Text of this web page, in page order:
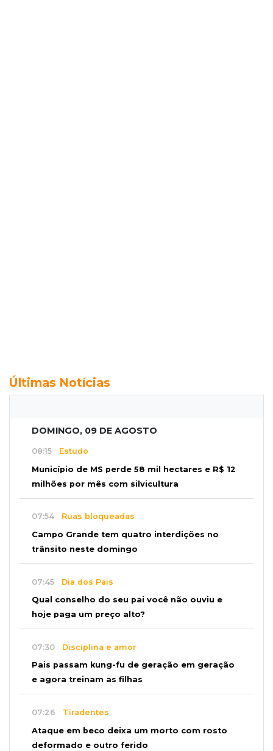
Últimas Notícias
DOMINGO, 09 DE AGOSTO
08:15 Estudo
Município de MS perde 58 mil hectares e R$ 12
milhões por mês com silvicultura
07:54 Ruas bloqueadas
Campo Grande tem quatro interdições no
trânsito neste domingo
07:45 Dia dos Pais
Qual conselho do seu pai você não ouviu e
hoje paga um preço alto?
07:30 Disciplina e amor
Pais passam kung-fu de geração em geração
e agora treinam as filhas
07:26 Tiradentes
Ataque em beco deixa um morto com rosto
deformado e outro ferido